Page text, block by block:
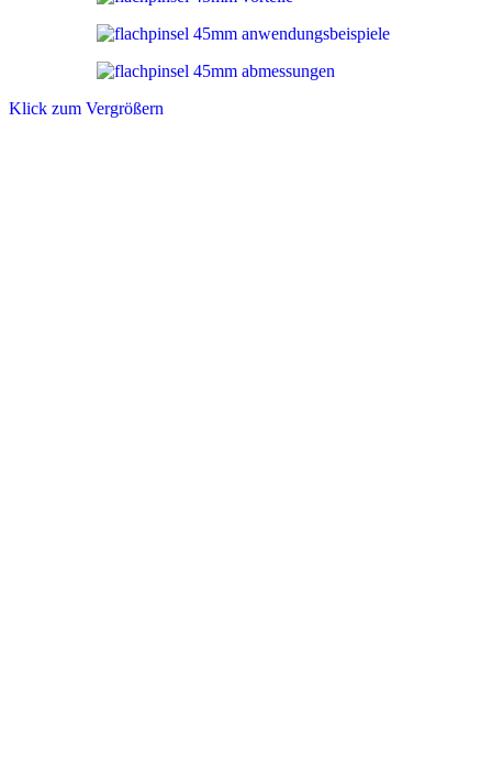
Klick zum Vergrößern